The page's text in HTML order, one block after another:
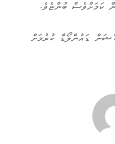
ކަމަށްވެސް ބުންޏެވެ.
ޑައުންލޯޑް ކުރުމަށް